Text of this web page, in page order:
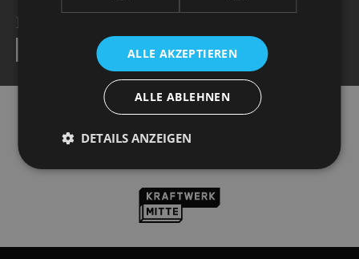
NEWSLETTER
SEND
ALLE AKZEPTIEREN
ALLE ABLEHNEN
DETAILS ANZEIGEN